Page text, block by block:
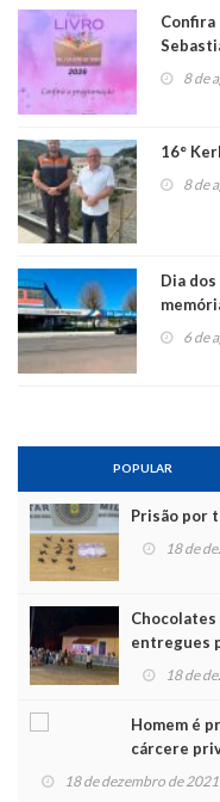
Confira
8 de
16°
8 de
Dia dos
6 de
POPULAR
Prisão por
18 de
entregues
Noel 18 de
Homem é
cárcere
18 de dezembro de 2021